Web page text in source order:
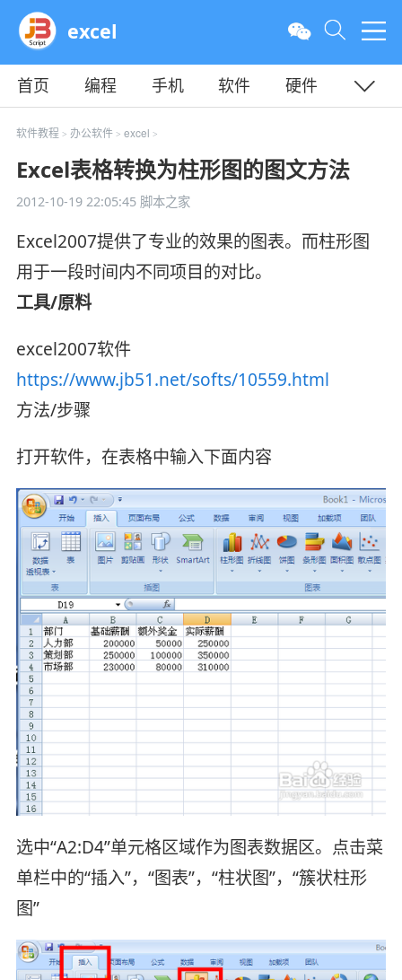
excel
首页 编程 手机 软件
硬件
教程
平面 服务器
软件教程 > 办公软件> excel >
Excel表格转换为柱形图的图文方法
2012-10-19 22:05:45脚本之家
Excel2007提供了专业的效果的图表。而柱形图
用于一段时间内不同项目的对比。
工具/原料
excel2007软件
https://www.jb51.net/softs/10559.html
方法/步骤
打开软件，在表格中输入下面内容
选中“A2:D4”单元格区域作为图表数据区。点击菜
单栏中的“插入”，“图表”，“柱状图”，“簇状柱形
图”